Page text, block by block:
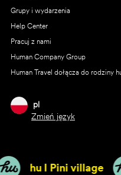
pl
Zmień język
Grupy i wydarzenia
Help Center
Pracuj z nami
Human Company Group
Human Travel dołącza do rodziny
hu I Pini village